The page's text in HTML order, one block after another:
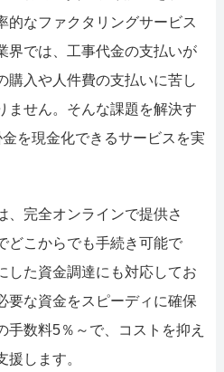
的なファクタリングサービス
界では、工事代金の支払いが
購入や人件費の支払いに苦し
ません。そんな課題を解決す
を現金化できるサービスを実
、完全オンラインで提供さ
どこからでも手続き可能で
した資金調達にも対応してお
要な資金をスピーディに確保
手数料5％～で、コストを抑え
します。